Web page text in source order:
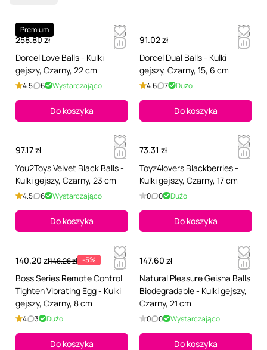
Premium
258.80 zł
Dorcel Love Balls - Kulki
gejszy, Czarny, 22 cm
4.5 6 Wystarczająco
Do koszyka
91.02 zł
Dorcel Dual Balls - Kulki
gejszy, Czarny, 15, 6 cm
4.6 7 Dużo
Do koszyka
97.17 zł
You2Toys Velvet Black Balls -
Kulki gejszy, Czarny, 23 cm
4.5 6 Wystarczająco
Do koszyka
73.31 zł
Toyz4lovers Blackberries -
Kulki gejszy, Czarny, 17 cm
0 0 Dużo
Do koszyka
140.20 zł148.28 zł -5%
Boss Series Remote Control
Tighten Vibrating Egg - Kulki
gejszy, Czarny, 8 cm
4 3 Dużo
Do koszyka
147.60 zł
Natural Pleasure Geisha Balls
Biodegradable - Kulki gejszy,
Czarny, 21 cm
0 0 Wystarczająco
Do koszyka